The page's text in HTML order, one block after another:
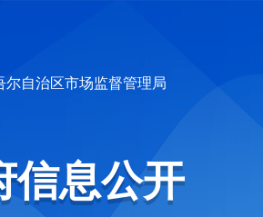
尔自治区市场监督管理局
信息公开